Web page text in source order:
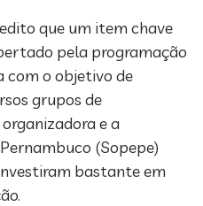
que um item chave
pela programação
com o objetivo de
grupos de
e a
(Sopepe)
bastante em